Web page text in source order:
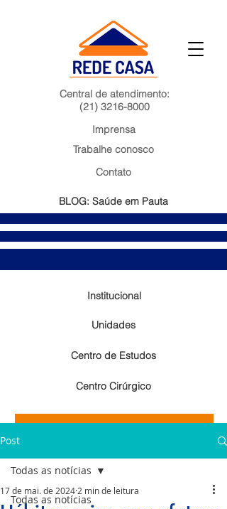
Central de atendimento:
(21) 3216-8000
Unidades
Centro Cirúrgico
Centro de Estudos
Institucional
Imprensa
Trabalhe conosco
Contato
BLOG: Saúde em Pauta
Resultados de exames laboratoriais
Post
Todas as notícias
Todas as notícias
17 de mai. de 2024 2 min de leitura